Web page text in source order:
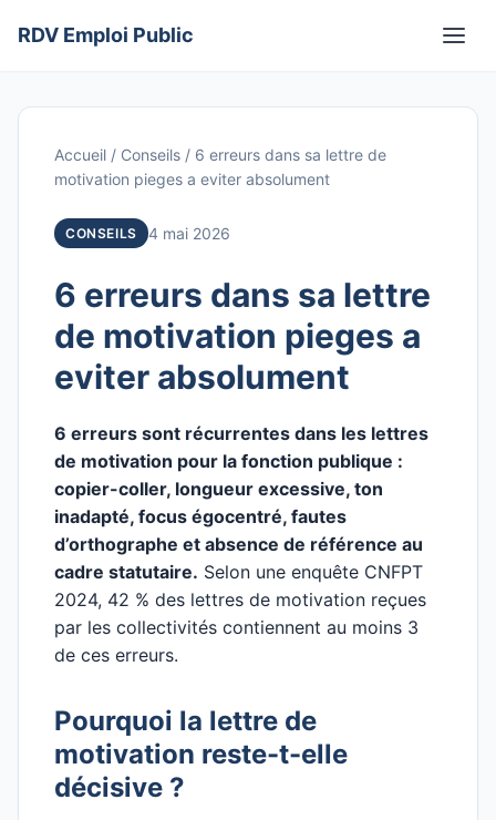
RDV Emploi Public
Accueil / Conseils / 6 erreurs dans sa lettre de
motivation pieges a eviter absolument
CONSEILS 4 mai 2026
6 erreurs dans sa lettre
de motivation pieges a
eviter absolument
6 erreurs sont récurrentes dans les lettres
de motivation pour la fonction publique :
copier-coller, longueur excessive, ton
inadapté, focus égocentré, fautes
d’orthographe et absence de référence au
cadre statutaire. Selon une enquête CNFPT
2024, 42 % des lettres de motivation reçues
par les collectivités contiennent au moins 3
de ces erreurs.
Pourquoi la lettre de
motivation reste-t-elle
décisive ?